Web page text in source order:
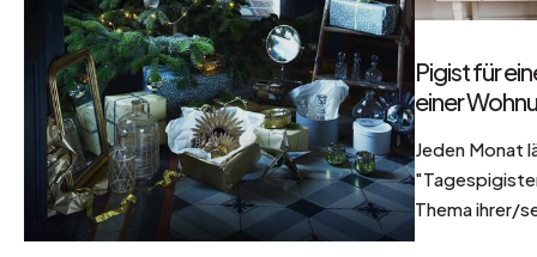
Pigist für
einer
Jeden Monat
Thema ihrer/